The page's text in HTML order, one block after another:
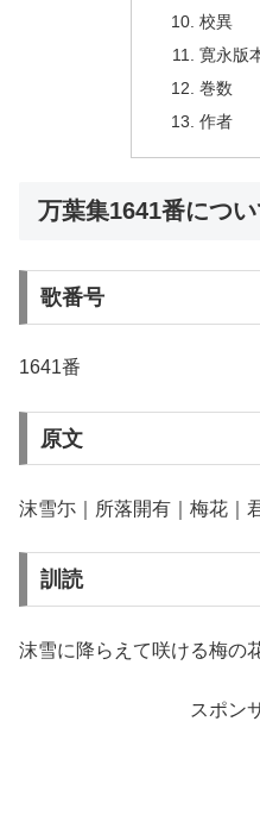
校異
寛永版
巻数
作者
万葉集1641番につ
歌番号
1641番
原文
沫雪尓｜所落開有｜梅花｜
訓読
沫雪に降らえて咲ける梅の
スポン